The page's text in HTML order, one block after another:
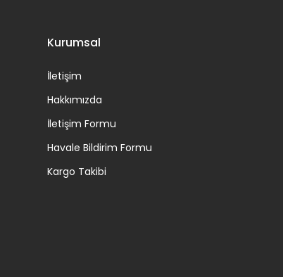
Kurumsal
İletişim
Hakkımızda
İletişim Formu
Havale Bildirim Formu
Kargo Takibi